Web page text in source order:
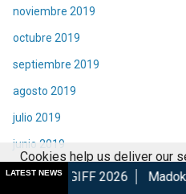
noviembre 2019
octubre 2019
septiembre 2019
agosto 2019
julio 2019
junio 2019
mayo 2019
LATEST NEWSMadoka Magica:
Cookies help us deliver our
services, you agree to our